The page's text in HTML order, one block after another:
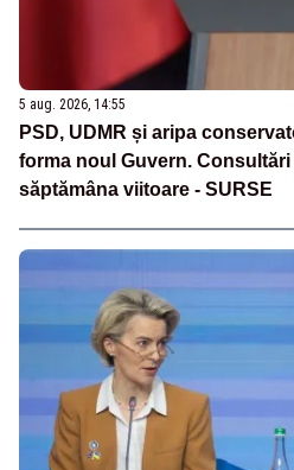
5 aug. 2026, 14:55
PSD, UDMR și aripa
forma noul Guvern.
săptămâna viitoare - SURSE